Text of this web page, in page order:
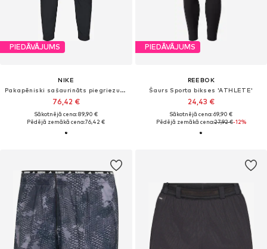
PIEDĀVĀJUMS
NIKE
Pakapēniski sašaurināts piegriezums Sporta bikses 'STRIDE'
76,42 €
Sākotnējā cena: 89,90 €
Pēdējā zemākā cena:76,42 €
PIEDĀVĀJUMS
REEBOK
Šaurs Sporta bikses 'ATHLETE'
24,43 €
Sākotnējā cena: 69,90 €
Pēdējā zemākā cena:27,92 €-12%